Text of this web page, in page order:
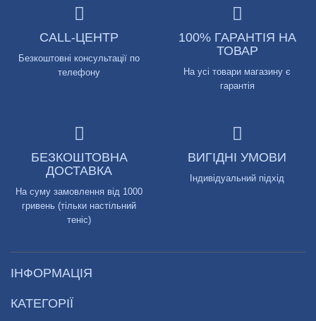
CALL-ЦЕНТР
Безкоштовні консультації по
телефону
100% ГАРАНТІЯ НА
ТОВАР
На усі товари магазину є
гарантія
БЕЗКОШТОВНА
ДОСТАВКА
На суму замовлення від 1000
гривень (тільки настільний
теніс)
ВИГІДНІ УМОВИ
Індивідуальний підхід
ІНФОРМАЦІЯ
КАТЕГОРІЇ